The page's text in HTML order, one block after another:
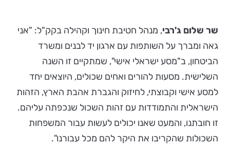
שר שלום ג'רבי, מנהל חטיבת חינוך וקהילה בקק"ל: "אני
גאה ומברך על השותפות עם ארגון יד לבנים ומשרד
הביטחון, ב"מסע ישראלי אישי", שמתקיים זו השנה
השלישית. מסעות להורים ואחים שכולים, היוצאים יחד
למסע אישי וקבוצתי, לחיזוק והגברת אהבת הארץ, הזהות
הישראלית והתמודדות עם זהות השכול שנכפתה עליהם.
זו חובתנו, והמעט שאנו יכולים לעשות עבור המשפחות
השכולות שהקריבו את היקר להם מכל עבורנו".